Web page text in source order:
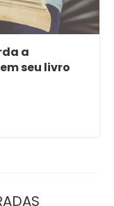
a
seu livro